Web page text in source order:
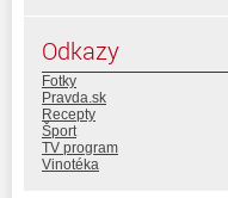
Odkazy
Fotky
Pravda.sk
Recepty
Šport
TV program
Vinotéka